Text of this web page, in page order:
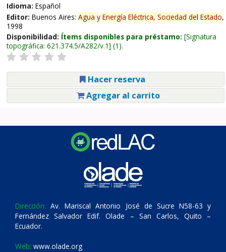
Idioma: Español
Editor: Buenos Aires: Agua y Energía Eléctrica, Sociedad del Estado,
1998
Disponibilidad: Ítems disponibles para préstamo: Signatura
topográfica: 621.374.5/A282/v.1 (1).
Hacer reserva
Agregar al carrito
Dirección: Av. Mariscal Antonio José de Sucre N58-63 y
Fernández Salvador Edif. Olade – San Carlos, Quito –
Ecuador.
Web: www.olade.org